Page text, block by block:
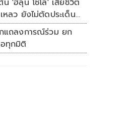
'ฮลุน โซโล่' เสียชีวิต
หลว ยังไม่ตัดประเด็น
ยส่งผลตรวจครั้งแรก
แถลงการณ์ร่วม ยก
ทุกมิติ